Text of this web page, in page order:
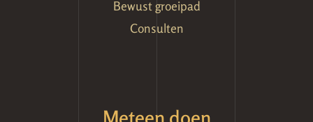
Bewust groeipad
Consulten